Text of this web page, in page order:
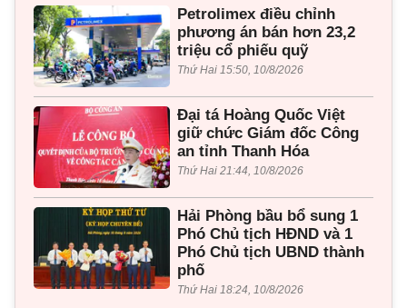
Petrolimex điều chỉnh
phương án bán hơn 23,2
triệu cổ phiếu quỹ
Thứ Hai 15:50, 10/8/2026
Đại tá Hoàng Quốc Việt
giữ chức Giám đốc Công
an tỉnh Thanh Hóa
Thứ Hai 21:44, 10/8/2026
Hải Phòng bầu bổ sung 1
Phó Chủ tịch HĐND và 1
Phó Chủ tịch UBND thành
phố
Thứ Hai 18:24, 10/8/2026